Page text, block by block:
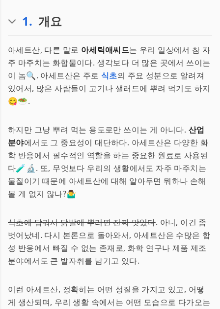
1. 개요
아세트산, 다른 말로 아세틱애씨드는 우리 일상에서 참 자
주 마주치는 화합물이다. 생각보다 더 많은 곳에서 쓰이는
이 놈🔍. 아세트산은 주로 식초의 주요 성분으로 알려져
있어서, 많은 사람들이 고기나 샐러드에 뿌려 먹기도 하지
😋🥗.
하지만 그냥 뿌려 먹는 용도로만 쓰이는 게 아니다. 산업
분야에서도 그 중요성이 대단하다. 아세트산은 다양한 화
학 반응에서 필수적인 역할을 하는 중요한 원료로 사용된
다🧪🔬. 또, 무엇보다 우리의 생활에서도 자주 마주치는
물질이기 때문에 아세트산에 대해 알아두면 뭐하나 손해
볼 게 없지 않나?🤷‍♂️
식초에 담궈서 닭발에 뿌리면 진짜 맛있다. 아니, 이건 좀
벗어났네. 다시 본론으로 돌아와서, 아세트산은 수많은 합
성 반응에서 빠질 수 없는 존재로, 화학 연구나 제품 제조
분야에서도 큰 발자취를 남기고 있다.
이런 아세트산, 정확히는 어떤 성질을 가지고 있고, 어떻
게 생산되며, 우리 생활 속에서는 어떤 모습으로 다가오는